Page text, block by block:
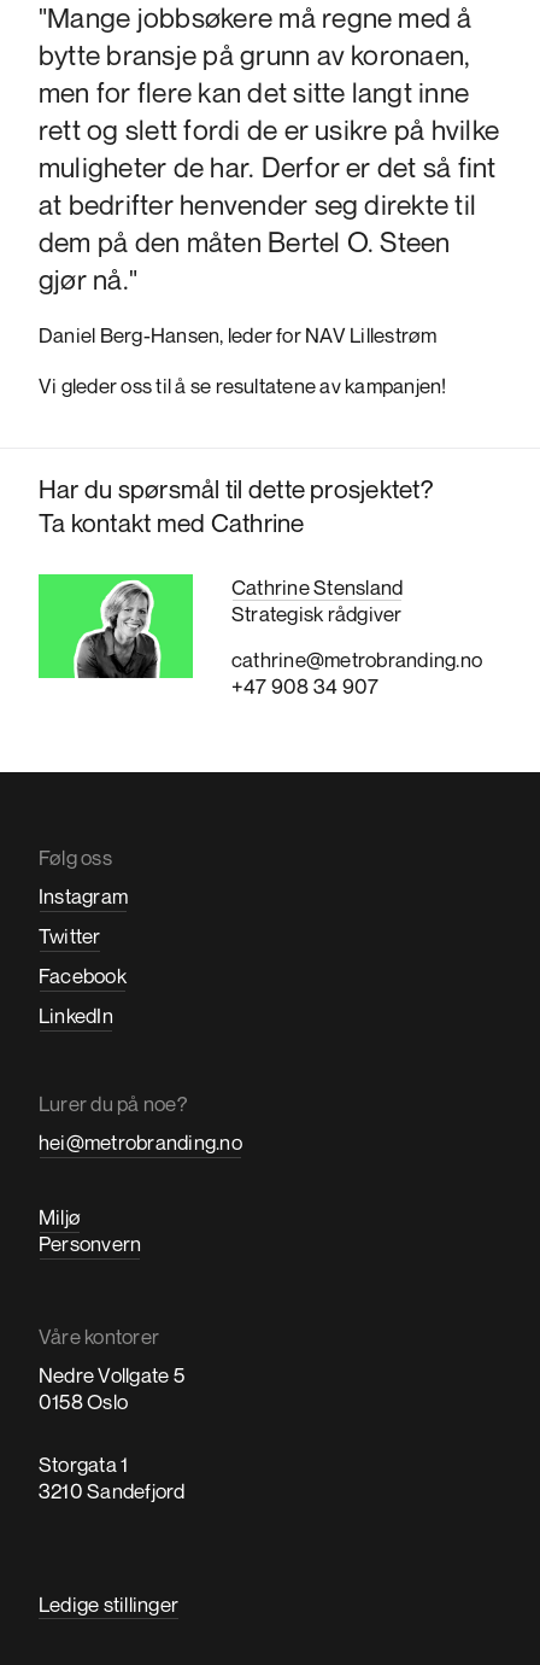
"Mange jobbsøkere må regne med å
bytte bransje på grunn av koronaen,
men for flere kan det sitte langt inne
rett og slett fordi de er usikre på hvilke
muligheter de har. Derfor er det så fint
at bedrifter henvender seg direkte til
dem på den måten Bertel O. Steen
gjør nå."
Daniel Berg-Hansen, leder for NAV Lillestrøm
Vi gleder oss til å se resultatene av kampanjen!
Har du spørsmål til dette prosjektet?
Ta kontakt med Cathrine
Cathrine Stensland
Strategisk rådgiver
cathrine@metrobranding.no
+47 908 34 907
Følg oss
Instagram
Twitter
Facebook
LinkedIn
Lurer du på noe?
hei@metrobranding.no
Miljø
Personvern
Våre kontorer
Nedre Vollgate 5
0158 Oslo
Storgata 1
3210 Sandefjord
Ledige stillinger